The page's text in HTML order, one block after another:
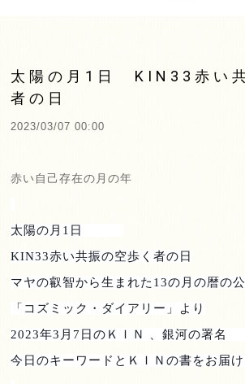
太陽の月1日 KIN33赤い共
者の日
2023/03/07 00:00
赤い自己存在の月の年
太陽の月 1 日
KIN33赤い共振の空歩く者の日
マヤの叡智から生まれた 13の月の暦の
「コズミック・ダイアリー」より
2023年3 月 7 日のＫＩＮ 、銀河の署名
今日のキーワードとＫＩＮの書をお届け